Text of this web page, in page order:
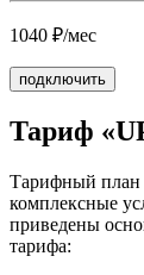
1040 ₽/мес
подключить
Тариф
Тарифный план
комплексные
приведены
тарифа: